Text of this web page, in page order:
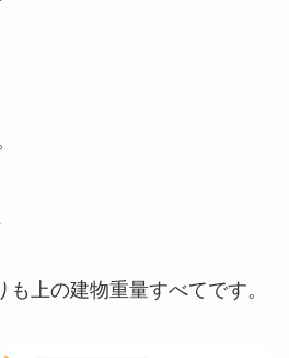
上の建物重量すべてです。